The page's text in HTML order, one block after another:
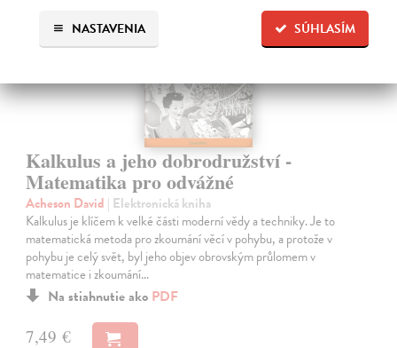
SÚHLASÍM
NASTAVENIA
Kalkulus a jeho dobrodružství -
Matematika pro odvážné
Acheson David | Elektronická kniha
Kalkulus je klíčem k velké části moderní vědy a techniky. Je to
matematická metoda pro zkoumání věcí v pohybu, a protože v
pohybu je celý svět, byl jeho objev obrovským průlomem v
matematice i zkoumání…
Na stiahnutie ako PDF
7,49 €